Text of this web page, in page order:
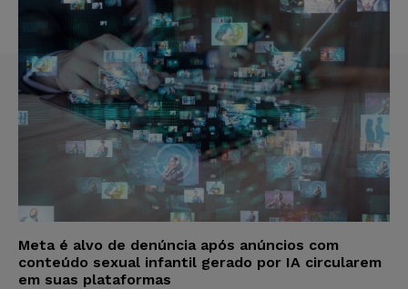
Meta é alvo de denúncia após anúncios com
conteúdo sexual infantil gerado por IA circularem
em suas plataformas